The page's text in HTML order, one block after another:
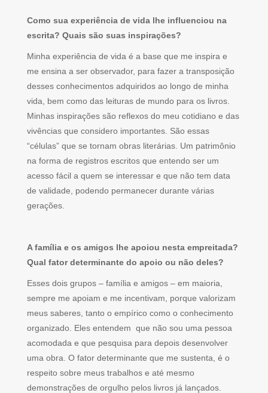
Como sua experiência de vida lhe influenciou na
escrita? Quais são suas inspirações?
Minha experiência de vida é a base que me inspira e
me ensina a ser observador, para fazer a transposição
desses conhecimentos adquiridos ao longo de minha
vida, bem como das leituras de mundo para os livros.
Minhas inspirações são reflexos do meu cotidiano e das
vivências que considero importantes. São essas
“células” que se tornam obras literárias. Um patrimônio
na forma de registros escritos que entendo ser um
acesso fácil a quem se interessar e que não tem data
de validade, podendo permanecer durante várias
gerações.
A família e os amigos lhe apoiou nesta empreitada?
Qual fator determinante do apoio ou não deles?
Esses dois grupos – família e amigos – em maioria,
sempre me apoiam e me incentivam, porque valorizam
meus saberes, tanto o empírico como o conhecimento
organizado. Eles entendem que não sou uma pessoa
acomodada e que pesquisa para depois desenvolver
uma obra. O fator determinante que me sustenta, é o
respeito sobre meus trabalhos e até mesmo
demonstrações de orgulho pelos livros já lançados.